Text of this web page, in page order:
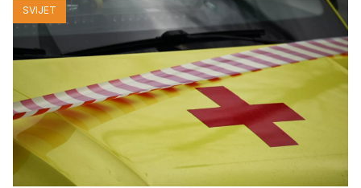
SVIJET